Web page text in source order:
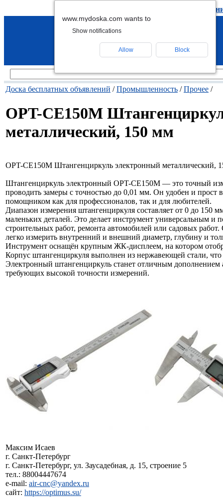
удалить
Доска бесплатных объявлений /Промышленность /Прочее /
OPT-CE150M
металлический, 150 мм
OPT-CE150M Штангенциркуль электронный металлический,
Штангенциркуль электронный OPT-CE150M — это точный
проводить замеры с точностью до 0,01 мм. Он удобен и прост
помощником как для профессионалов, так и для любителей.
Диапазон измерения штангенциркуля составляет от 0 до 150
маленьких деталей. Это делает инструмент универсальным и
строительных работ, ремонта автомобилей или садовых
легко измерить внутренний и внешний диаметр, глубину и
Инструмент оснащён крупным ЖК-дисплеем, на котором
Корпус штангенциркуля выполнен из нержавеющей стали, что
Электронный штангенциркуль станет отличным дополнением
требующих высокой точности измерений.
Максим Исаев
г. Санкт-Петербург
г. Санкт-Петербург, ул. Заусадебная, д. 15, строение 5
тел.: 88004447674
e-mail: air-cnc@yandex.ru
сайт: https://optimus.su/
www.mydoska.com wants to
Show notifications
Allow Block